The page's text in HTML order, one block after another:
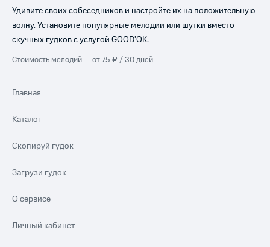
Удивите своих собеседников и настройте их на положительную
волну. Установите популярные мелодии или шутки вместо
скучных гудков с услугой GOOD’OK.
Стоимость мелодий — от 75 ₽ / 30 дней
Главная
Каталог
Скопируй гудок
Загрузи гудок
О сервисе
Личный кабинет